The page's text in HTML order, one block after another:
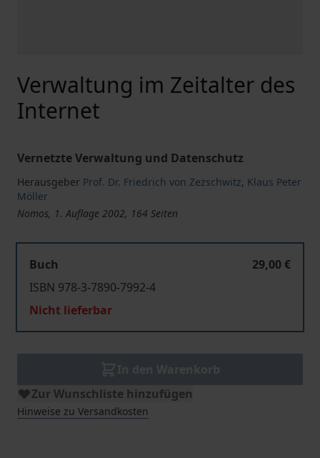
Verwaltung im Zeitalter des
Internet
Vernetzte Verwaltung und Datenschutz
Herausgeber Prof. Dr. Friedrich von Zezschwitz, Klaus Peter
Möller
Nomos, 1. Auflage 2002, 164 Seiten
Buch
29,00 €
ISBN 978-3-7890-7992-4
Nicht lieferbar
Zur Wunschliste hinzufügen
Hinweise zu Versandkosten